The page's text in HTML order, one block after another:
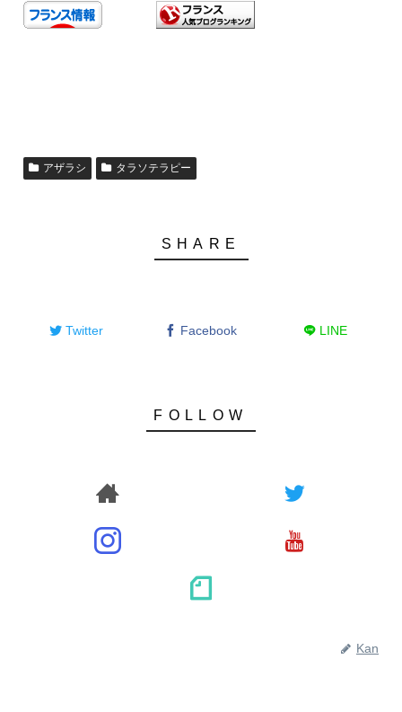
アザラシ タラソテラピー
Twitter Facebook LINE
Kan